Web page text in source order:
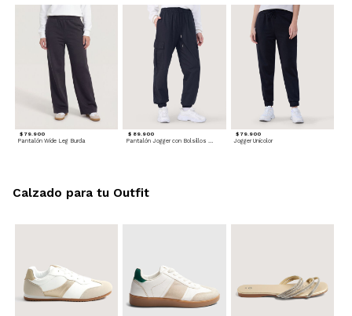
$ 79.900
Pantalón Wide Leg Burda
$ 89.900
Pantalón Jogger con Bolsillos Cargo
$ 79.900
Jogger Unicolor
Calzado para tu Outfit